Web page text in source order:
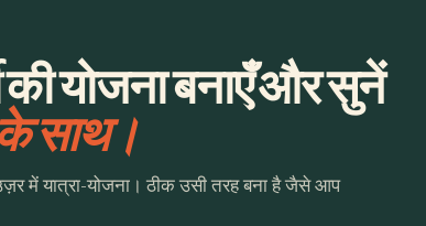
की योजना बनाएँ और सुनें
साथ।
में यात्रा-योजना। ठीक उसी तरह बना है जैसे आप